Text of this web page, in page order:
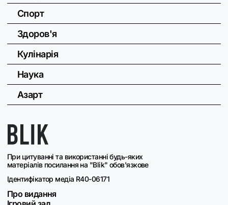
При цитуванні та використанні будь-яких
матеріалів посилання на "Blik" обов'язкове
Ідентифікатор медіа R40-06171
Про видання
Спорт
Здоров'я
Кулінарія
Наука
Азарт